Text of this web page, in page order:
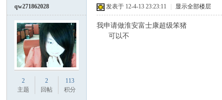
qw271862028
2
主题
2
回帖
113
积分
发表于 12-4-13 23:23:11 显示全部楼层
我申请做淮安富士康超级笨猪
可以不